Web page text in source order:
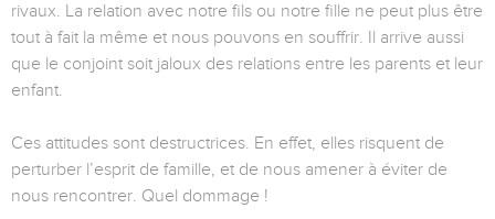
rivaux. La relation avec notre fils ou notre fille ne peut plus être
tout à fait la même et nous pouvons en souffrir. Il arrive aussi
que le conjoint soit jaloux des relations entre les parents et leur
enfant.
Ces attitudes sont destructrices. En effet, elles risquent de
perturber l’esprit de famille, et de nous amener à éviter de
nous rencontrer. Quel dommage !